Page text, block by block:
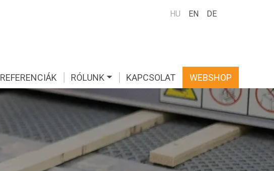
HU EN DE
REFERENCIÁK RÓLUNK KAPCSOLAT WEBSHOP